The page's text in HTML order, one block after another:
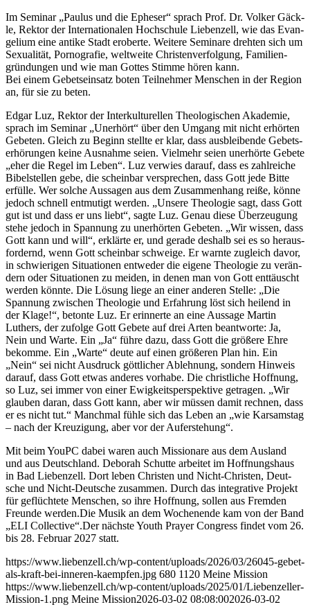
Im Semi­nar „Pau­lus und die Ephe­ser“ sprach Prof. Dr. Vol­ker Gäck­
le, Rek­tor der Inter­na­tio­na­len Hoch­schu­le Lie­ben­zell, wie das Evan­
ge­li­um eine anti­ke Stadt erober­te. Wei­te­re Semi­na­re dreh­ten sich um
Sexua­li­tät, Por­no­gra­fie, welt­wei­te Chris­ten­ver­fol­gung, Fami­li­en­
grün­dun­gen und wie man Got­tes Stim­me hören kann.
Bei einem Gebets­ein­satz boten Teil­neh­mer Men­schen in der Regi­on
an, für sie zu beten.
Edgar Luz, Rek­tor der Inter­kul­tu­rel­len Theo­lo­gi­schen Aka­de­mie,
sprach im Semi­nar „Uner­hört“ über den Umgang mit nicht erhör­ten
Gebe­ten. Gleich zu Beginn stell­te er klar, dass aus­blei­ben­de Gebets­
er­hö­run­gen kei­ne Aus­nah­me sei­en. Viel­mehr sei­en uner­hör­te Gebe­te
„eher die Regel im Leben“. Luz ver­wies dar­auf, dass es zahl­rei­che
Bibel­stel­len gebe, die schein­bar ver­spre­chen, dass Gott jede Bit­te
erfül­le. Wer sol­che Aus­sa­gen aus dem Zusam­men­hang rei­ße, kön­ne
jedoch schnell ent­mu­tigt wer­den. „Unse­re Theo­lo­gie sagt, dass Gott
gut ist und dass er uns liebt“, sag­te Luz. Genau die­se Über­zeu­gung
ste­he jedoch in Span­nung zu uner­hör­ten Gebe­ten. „Wir wis­sen, dass
Gott kann und will“, erklär­te er, und gera­de des­halb sei es so her­aus­
for­dernd, wenn Gott schein­bar schwei­ge. Er warn­te zugleich davor,
in schwie­ri­gen Situa­tio­nen ent­we­der die eige­ne Theo­lo­gie zu ver­än­
dern oder Situa­tio­nen zu mei­den, in denen man von Gott ent­täuscht
wer­den könn­te. Die Lösung lie­ge an einer ande­ren Stel­le: „Die
Span­nung zwi­schen Theo­lo­gie und Erfah­rung löst sich hei­lend in
der Kla­ge!“, beton­te Luz. Er erin­ner­te an eine Aus­sa­ge Mar­tin
Luthers, der zufol­ge Gott Gebe­te auf drei Arten beant­wor­te: Ja,
Nein und War­te. Ein „Ja“ füh­re dazu, dass Gott die grö­ße­re Ehre
bekom­me. Ein „War­te“ deu­te auf einen grö­ße­ren Plan hin. Ein
„Nein“ sei nicht Aus­druck gött­li­cher Ableh­nung, son­dern Hin­weis
dar­auf, dass Gott etwas ande­res vor­ha­be. Die christ­li­che Hoff­nung,
so Luz, sei immer von einer Ewig­keits­per­spek­ti­ve getra­gen. „Wir
glau­ben dar­an, dass Gott kann, aber wir müs­sen damit rech­nen, dass
er es nicht tut.“ Manch­mal füh­le sich das Leben an „wie Kar­sams­tag
– nach der Kreu­zi­gung, aber vor der Auferstehung“.
Mit beim YouPC dabei waren auch Mis­sio­na­re aus dem Aus­land
und aus Deutsch­land. Debo­rah Schutte arbei­tet im Hoff­nungs­haus
in Bad Lie­ben­zell. Dort leben Chris­ten und Nicht-Chris­ten, Deut­
sche und Nicht-Deut­sche zusam­men. Durch das inte­gra­ti­ve Pro­jekt
für geflüch­te­te Men­schen, so ihre Hoff­nung, sol­len aus Frem­den
Freun­de werden.Die Musik an dem Wochen­en­de kam von der Band
„ELI Collective“.Der nächs­te Youth Pray­er Con­gress fin­det vom 26.
bis 28. Febru­ar 2027 statt.
https://www.liebenzell.ch/wp-content/uploads/2026/03/26045-gebet-
als-kraft-bei-inneren-kaempfen.jpg 680 1120 Meine Mission
https://www.liebenzell.ch/wp-content/uploads/2025/01/Liebenzeller-
Mission-1.png Meine Mission2026-03-02 08:08:002026-03-02